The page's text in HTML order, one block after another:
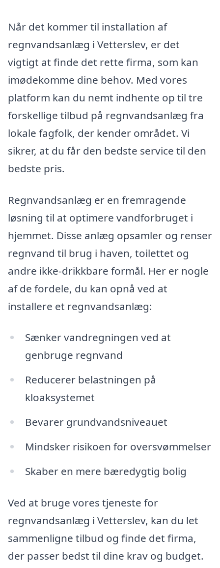
Når det kommer til installation af
regnvandsanlæg i Vetterslev, er det
vigtigt at finde det rette firma, som kan
imødekomme dine behov. Med vores
platform kan du nemt indhente op til tre
forskellige tilbud på regnvandsanlæg fra
lokale fagfolk, der kender området. Vi
sikrer, at du får den bedste service til den
bedste pris.
Regnvandsanlæg er en fremragende
løsning til at optimere vandforbruget i
hjemmet. Disse anlæg opsamler og renser
regnvand til brug i haven, toilettet og
andre ikke-drikkbare formål. Her er nogle
af de fordele, du kan opnå ved at
installere et regnvandsanlæg:
Sænker vandregningen ved at
genbruge regnvand
Reducerer belastningen på
kloaksystemet
Bevarer grundvandsniveauet
Mindsker risikoen for oversvømmelser
Skaber en mere bæredygtig bolig
Ved at bruge vores tjeneste for
regnvandsanlæg i Vetterslev, kan du let
sammenligne tilbud og finde det firma,
der passer bedst til dine krav og budget.